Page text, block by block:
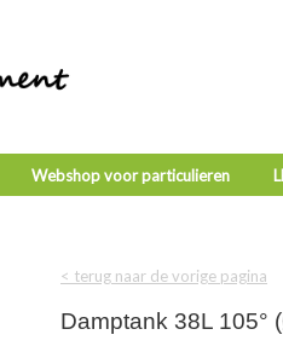
Webshop voor particulieren
< terug naar de vorige pagina
Damptank 38L 105°